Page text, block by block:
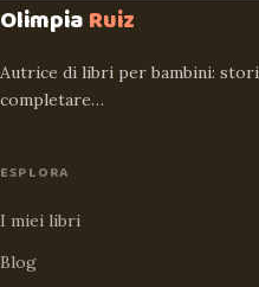
OlimpiaRuiz
Autrice di libri per bambini:
completare…
ESPLORA
I miei libri
Blog